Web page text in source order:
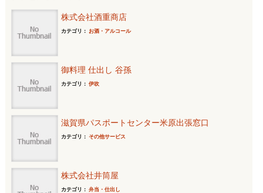
株式会社酒重商店
カテゴリ： お酒・アルコール
御料理 仕出し 谷孫
カテゴリ： 伊吹
滋賀県パスポートセンター米原出張窓口
カテゴリ： その他サービス
株式会社井筒屋
カテゴリ： 弁当・仕出し